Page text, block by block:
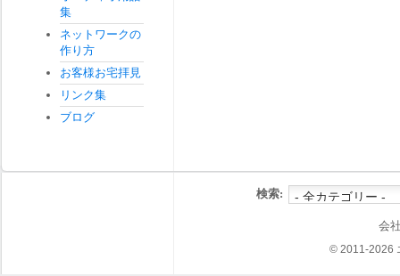
集
ネットワークの
作り方
お客様お宅拝見
リンク集
ブログ
検索:
会
© 2011-2026